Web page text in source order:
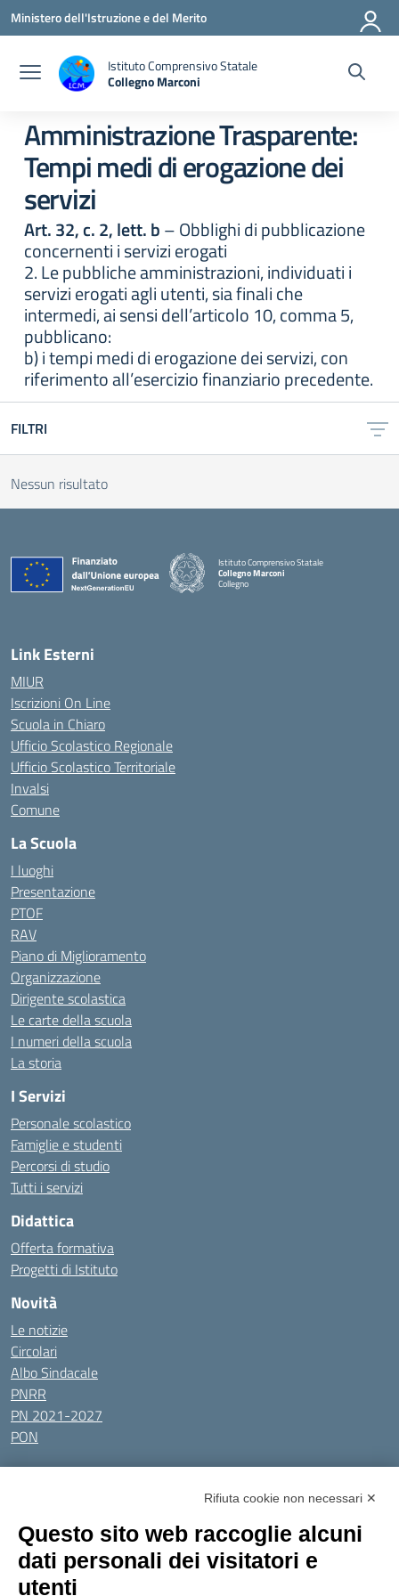
Vai ai contenuti
Vai al menu di navigazione
Vai al footer
Ministero dell'Istruzione e del Merito
Istituto Comprensivo Statale
Collegno Marconi
Amministrazione Trasparente:
Tempi medi di erogazione dei
servizi
Art. 32, c. 2, lett. b– Obblighi di pubblicazione
concernenti i servizi erogati
2. Le pubbliche amministrazioni, individuati i
servizi erogati agli utenti, sia finali che
intermedi, ai sensi dell’articolo 10, comma 5,
pubblicano:
b) i tempi medi di erogazione dei servizi, con
riferimento all’esercizio finanziario precedente.
FILTRI
Nessun risultato
Istituto Comprensivo Statale
Collegno Marconi
Collegno
Link Esterni
MIUR
Iscrizioni On Line
Scuola in Chiaro
Ufficio Scolastico Regionale
Ufficio Scolastico Territoriale
Invalsi
Comune
La Scuola
I luoghi
Presentazione
PTOF
RAV
Piano di Miglioramento
Organizzazione
Dirigente scolastica
Le carte della scuola
I numeri della scuola
La storia
I Servizi
Personale scolastico
Famiglie e studenti
Percorsi di studio
Tutti i servizi
Didattica
Offerta formativa
Progetti di Istituto
Novità
Le notizie
Circolari
Albo Sindacale
PNRR
PN 2021-2027
PON
Tutti gli argomenti
Amministrazione Trasparente
Privacy Policy
Dichiarazione di accessibilitàObiettivi di accessibilità
Seguici su:
Rifiuta cookie non necessari ✕
Questo sito web raccoglie alcuni
dati personali dei visitatori e
utenti